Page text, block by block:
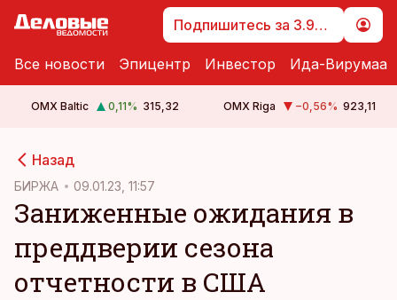
Подпишитесь за 3.99 €
Все новости Эпицентр Инвестор Ида-Вирумаа
OMX Baltic 0,11% 315,32 OMX Riga −0,56% 923,11
Назад
БИРЖА 09.01.23, 11:57
Заниженные ожидания в
преддверии сезона
отчетности в США